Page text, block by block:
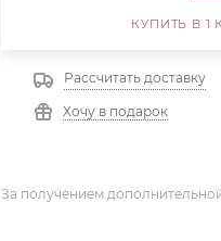
КУПИТЬ В 1
Рассчитать доставку
Хочу в подарок
За получением